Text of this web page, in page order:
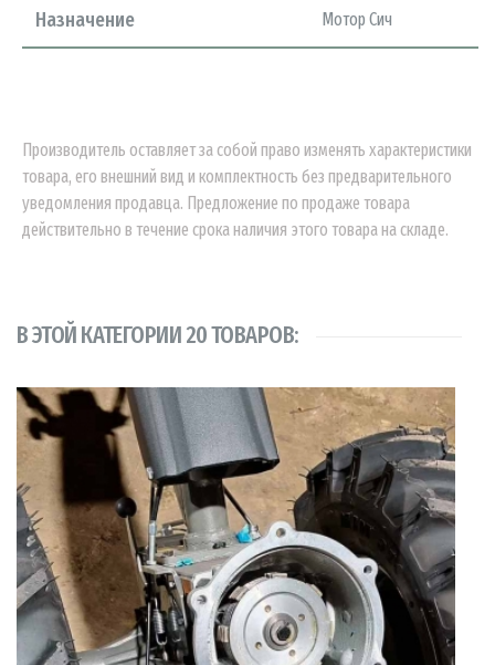
Назначение Мотор Сич
Производитель оставляет за собой право изменять характеристики
товара, его внешний вид и комплектность без предварительного
уведомления продавца. Предложение по продаже товара
действительно в течение срока наличия этого товара на складе.
В ЭТОЙ КАТЕГОРИИ 20 ТОВАРОВ: